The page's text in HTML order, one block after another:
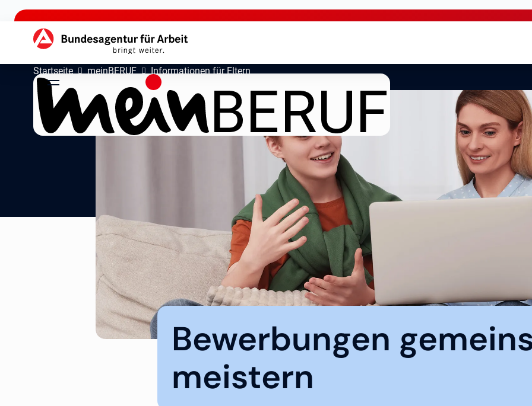
zu den Hauptinhalten springen
Hauptnavigation
Startseite meinBERUF Informationen für Eltern
Bewerbungen
meistern